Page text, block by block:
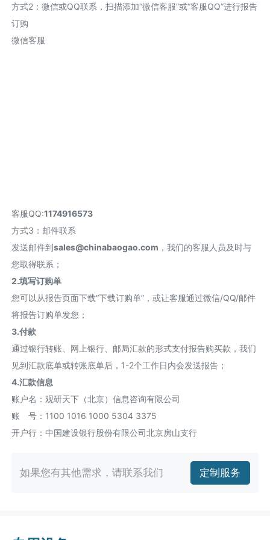
方式2 ：微信或QQ联系，扫描添加“微信客服”或“客服QQ”进行报告
订购
微信客服
客服QQ:1174916573
方式3：邮件联系
发送邮件到sales@chinabaogao.com ，我们的客服人员及时与
您取得联系；
2.填写订购单
您可以从报告页面下载“下载订购单”，或让客服通过微信/QQ/邮件
将报告订购单发您；
3.付款
通过银行转账、网上银行、邮局汇款的形式支付报告购买款，我们
见到汇款底单或转账底单后，1-2个工作日内会发送报告；
4.汇款信息
账户名：观研天下（北京）信息咨询有限公司
账 号：1100 1016 1000 5304 3375
开户行：中国建设银行股份有限公司北京房山支行
如果您有其他需求，请联系我们 定制服务